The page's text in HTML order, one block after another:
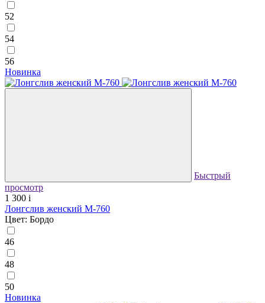
52
54
56
Новинка
Быстрый
просмотр
1 300 i
Лонгслив женский М-760
Цвет: Бордо
46
48
50
Новинка